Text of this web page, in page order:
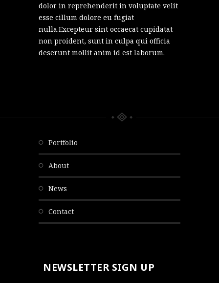
dolor in reprehenderit in voluptate velit
esse cillum dolore eu fugiat
nulla.Excepteur sint occaecat cupidatat
non proident, sunt in culpa qui officia
deserunt mollit anim id est laborum.
portfolio
about
news
contact
NEWSLETTER SIGN UP